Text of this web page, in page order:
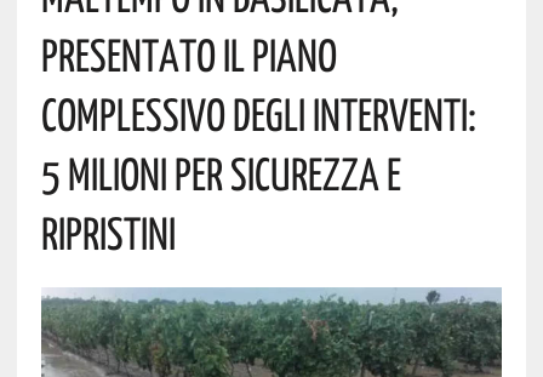
Presentato Il Piano
Complessivo Degli Interventi:
5 Milioni Per Sicurezza E
Ripristini